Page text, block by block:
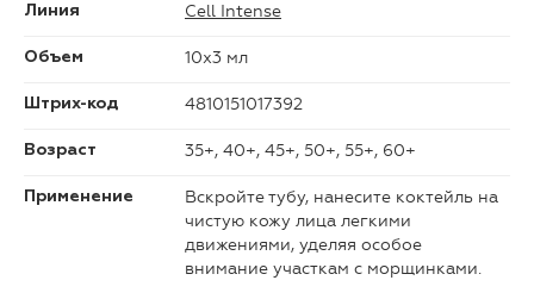
Линия Cell Intense
Объем 10х3 мл
Штрих-код 4810151017392
Возраст 35+, 40+, 45+, 50+, 55+, 60+
Применение
Вскройте тубу, нанесите коктейль на
чистую кожу лица легкими
движениями, уделяя особое
внимание участкам с морщинками.